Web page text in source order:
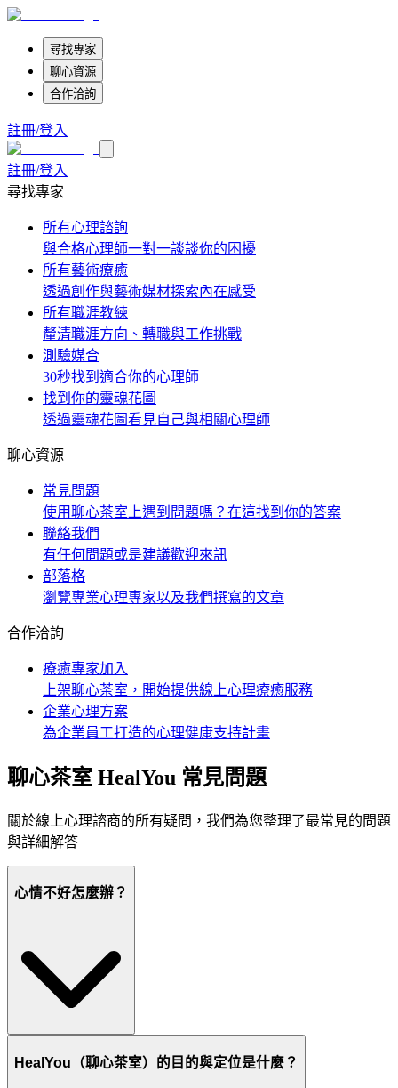
尋找專家
聊心資源
合作洽詢
註冊/登入
註冊/登入
尋找專家
所有心理諮詢
與合格心理師一對一談談你的困擾
所有藝術療癒
透過創作與藝術媒材探索內在感受
所有職涯教練
釐清職涯方向、轉職與工作挑戰
測驗媒合
30秒找到適合你的心理師
找到你的靈魂花圖
透過靈魂花圖看見自己與相關心理師
聊心資源
常見問題
使用聊心茶室上遇到問題嗎？在這找到你的答案
聯絡我們
有任何問題或是建議歡迎來訊
部落格
瀏覽專業心理專家以及我們撰寫的文章
合作洽詢
療癒專家加入
上架聊心茶室，開始提供線上心理療癒服務
企業心理方案
為企業員工打造的心理健康支持計畫
聊心茶室 HealYou 常見問題
關於線上心理諮商的所有疑問，我們為您整理了最常見的問題
與詳細解答
心情不好怎麼辦？
HealYou（聊心茶室）的目的與定位是什麼？